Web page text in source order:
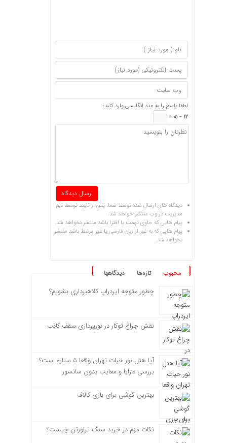
لطفا پاسخ را به عدد انگلیسی وارد کنید:
12 − نه =
دیدگاه های ارسال شده توسط شما، پس از تایید توسط تیم
مدیریت در وب منتشر خواهد شد.
پیام هایی که حاوی تهمت یا افترا باشد منتشر نخواهد شد.
پیام هایی که به غیر از زبان فارسی یا غیر مرتبط باشد منتشر
نخواهد شد.
محبوب تازه‌ها دیدگاهها
چطور متوجه ایردراپ کلاهبرداری بشویم؟
نقش چراغ توکار در نورپردازی سقف کاذب
آیا هتل نور حیات تهران واقعا ۵ ستاره است؟
بررسی مزایا و معایب بدون سانسور
بهترین گوشی برای بازی کالاف
نکات مهم در خرید سنگ تراورتن چیست؟